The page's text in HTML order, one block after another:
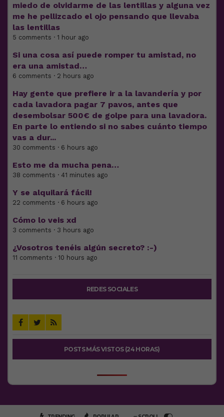
miedo de olvidarme de las lentillas y alguna vez
me he pellizcado el ojo pensando que llevaba
las lentillas
5 comments · 1 hour ago
Si una cosa así puede romper tu amistad, no
era una amistad…
6 comments · 2 hours ago
Hay gente que prefiere ir a la lavandería y por
cada lavadora pagar 7 pavos, antes que
desembolsar 500€ de golpe para una lavadora.
En parte lo entiendo si no sabes cuánto tiempo
vas a dur...
30 comments · 6 hours ago
Esto me da mucha pena…
38 comments · 41 minutes ago
Y se alquilará fácil!
22 comments · 6 hours ago
Cómo lo veis xd
3 comments · 3 hours ago
¿Vosotros tenéis algún secreto? :-)
11 comments · 10 hours ago
REDES SOCIALES
POSTS MÁS VISTOS (24 HORAS)